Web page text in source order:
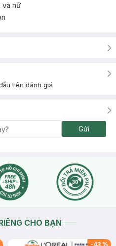
và nữ
tiên đánh giá
Gửi
CHO BẠN
-43 %